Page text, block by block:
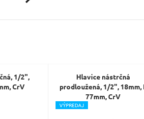
1/2",
CrV
Hlavice nástrčná
prodloužená, 1/2", 18mm,
77mm, CrV
VÝPREDAJ